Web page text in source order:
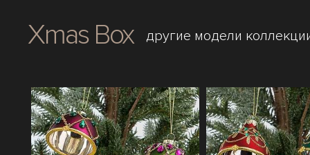
Xmas Box другие модели